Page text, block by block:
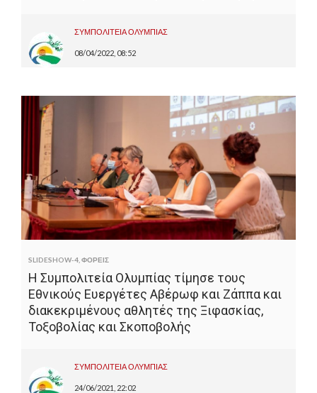
ΣΥΜΠΟΛΙΤΕΙΑ ΟΛΥΜΠΙΑΣ
08/04/2022, 08:52
SLIDESHOW-4 ΦΟΡΕΙΣ
Η Συμπολιτεία Ολυμπίας τίμησε τους
Εθνικούς Ευεργέτες Αβέρωφ και Ζάππα και
διακεκριμένους αθλητές της Ξιφασκίας,
Τοξοβολίας και Σκοποβολής
ΣΥΜΠΟΛΙΤΕΙΑ ΟΛΥΜΠΙΑΣ
24/06/2021, 22:02